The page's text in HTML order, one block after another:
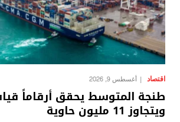
اقتصاد أغسطس 9, 2026
ويتجاوز 11 مليون حاوية